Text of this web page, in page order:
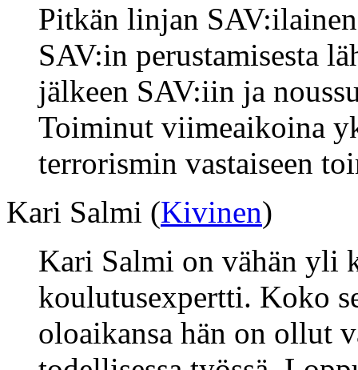
Pitkän linjan
SAV:in perustamisesta
jälkeen SAV:iin ja
Toiminut viimeaikoina
terrorismin vastaiseen
Kari Salmi (Kivinen)
Kari Salmi on vähän yli
koulutusexpertti. Koko
oloaikansa hän on ollut